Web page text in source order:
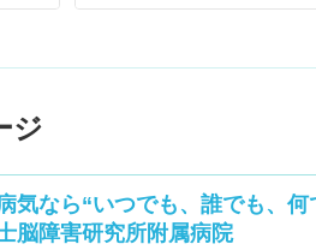
ジ
気なら“いつでも、誰でも、
脳障害研究所附属病院